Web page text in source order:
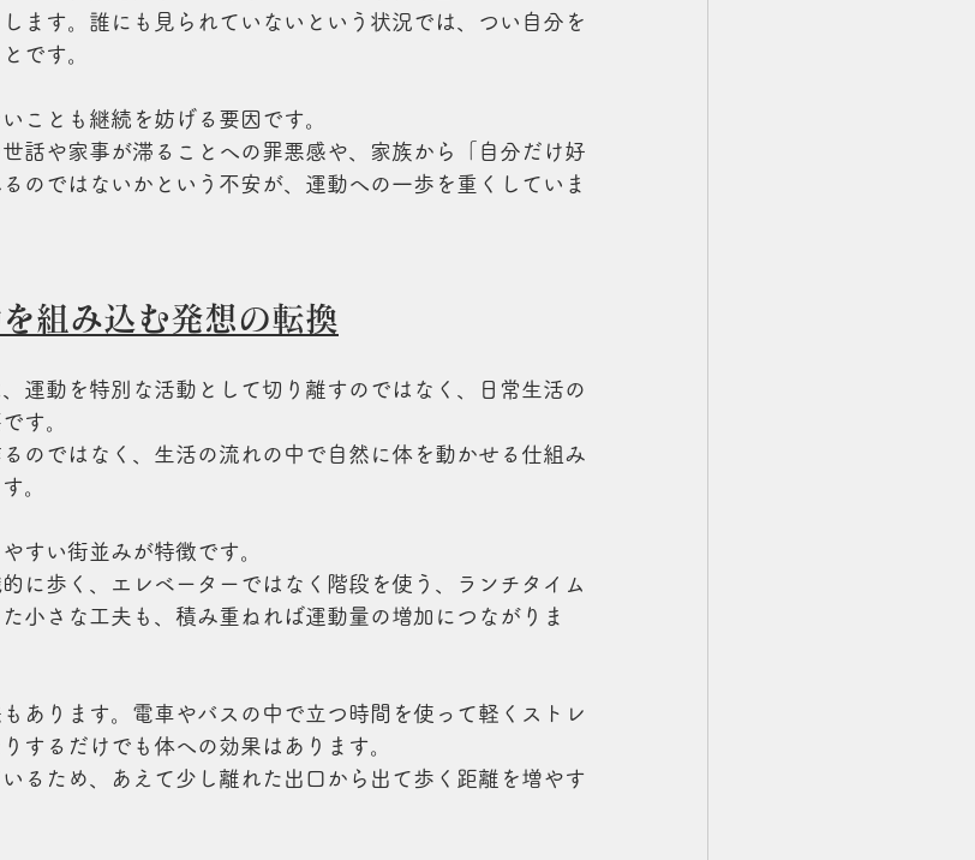
ます。誰にも見られていないという状況では、つい自分を
です。
ことも継続を妨げる要因です。
話や家事が滞ることへの罪悪感や、家族から「自分だけ好
のではないかという不安が、運動への一歩を重くしていま
組み込む発想の転換
運動を特別な活動として切り離すのではなく、日常生活の
す。
のではなく、生活の流れの中で自然に体を動かせる仕組み
。
すい街並みが特徴です。
に歩く、エレベーターではなく階段を使う、ランチタイム
小さな工夫も、積み重ねれば運動量の増加につながりま
あります。電車やバスの中で立つ時間を使って軽くストレ
するだけでも体への効果はあります。
るため、あえて少し離れた出口から出て歩く距離を増やす